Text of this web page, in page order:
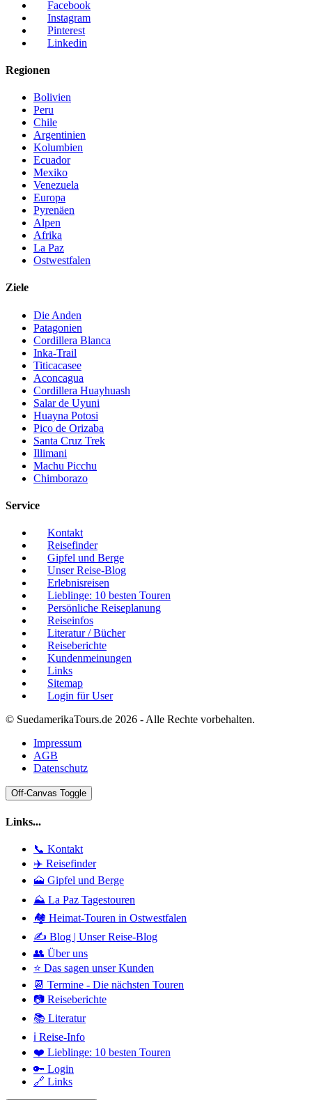
Facebook
Instagram
Pinterest
Linkedin
Regionen
Bolivien
Peru
Chile
Argentinien
Kolumbien
Ecuador
Mexiko
Venezuela
Europa
Pyrenäen
Alpen
Afrika
La Paz
Ostwestfalen
Ziele
Die Anden
Patagonien
Cordillera Blanca
Inka-Trail
Titicacasee
Aconcagua
Cordillera Huayhuash
Salar de Uyuni
Huayna Potosi
Pico de Orizaba
Santa Cruz Trek
Illimani
Machu Picchu
Chimborazo
Service
Kontakt
Reisefinder
Gipfel und Berge
Unser Reise-Blog
Erlebnisreisen
Lieblinge: 10 besten Touren
Persönliche Reiseplanung
Reiseinfos
Literatur / Bücher
Reiseberichte
Kundenmeinungen
Links
Sitemap
Login für User
© SuedamerikaTours.de 2026 - Alle Rechte vorbehalten.
Impressum
AGB
Datenschutz
Off-Canvas Toggle
Links...
📞 Kontakt
✈️ Reisefinder
🗻 Gipfel und Berge
⛰️ La Paz Tagestouren
🏘️ Heimat-Touren in Ostwestfalen
✍️ Blog | Unser Reise-Blog
👥 Über uns
⭐ Das sagen unser Kunden
📆 Termine - Die nächsten Touren
📷 Reiseberichte
📚 Literatur
ℹ️ Reise-Info
❤️ Lieblinge: 10 besten Touren
🔑 Login
🔗 Links